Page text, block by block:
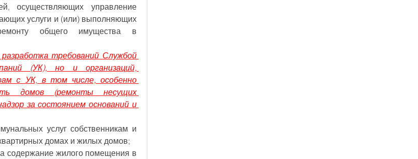
осуществляющих управление
услуги и (или) выполняющих
общего имущества в
требований Службой
(УК), но и организаций,
с УК, в том числе, особенно
домов (ремонты несущих
за состоянием оснований и
услуг собственникам и
домах и жилых домов;
содержание жилого помещения в